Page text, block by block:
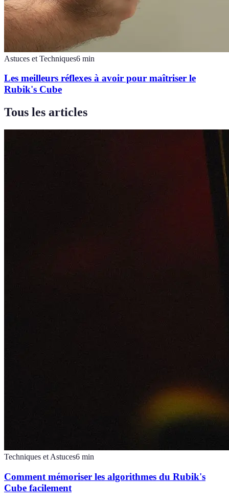
Astuces et Techniques6 min
Les meilleurs réflexes à avoir pour maîtriser le
Rubik's Cube
Tous les articles
Techniques et Astuces6 min
Comment mémoriser les algorithmes du Rubik's
Cube facilement